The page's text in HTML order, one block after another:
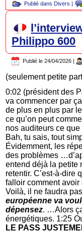
Publié dans Divers |
Philippo 600
Publié le 24/04/2026
(seulement petite
0:02 (président des
va commencer par
de plus en plus par
ce qu’on peut
nos auditeurs ce
Bah, tu sais, tout
Évidemment, les
des problèmes
entend déjà la petite
retentir. C’est-à-dire
falloir comment
Voilà, il ne faudra
européenne va
dépensez. …Alors
énergétiques. 1:25
LE PASS